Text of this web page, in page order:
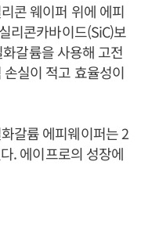
콘 웨이퍼 위에 에피
리콘카바이드(SiC)보
갈륨을 사용해 고전
실이 적고 효율성이
갈륨 에피웨이퍼는 2
. 에이프로의 성장에